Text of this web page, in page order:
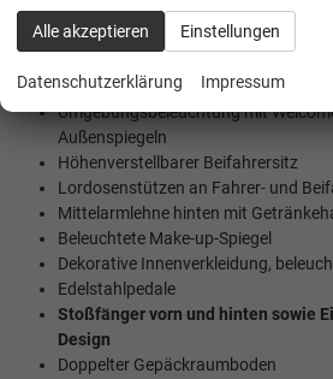
Fernlichtautomatik Light Assist
Ready2Discover Radio, 12,9" Farb-
Klappbare Außenspiegel
Umgebungsbeleuchtung mit
Außenspiegeln
Höhenverstellbarer Beifahrersitz
Lordosenstützen an Fahrer- und
Mittelarmlehne hinten mit
Beleuchtete Make-up-Spiegel
Dekorative Innenverkleidung,
Edelstahlpedale
Stoßfänger vorn und hinten sowie
Design
Doppelter Gepäckraumboden
Alle akzeptieren Einstellungen
Datenschutzerklärung Impressum